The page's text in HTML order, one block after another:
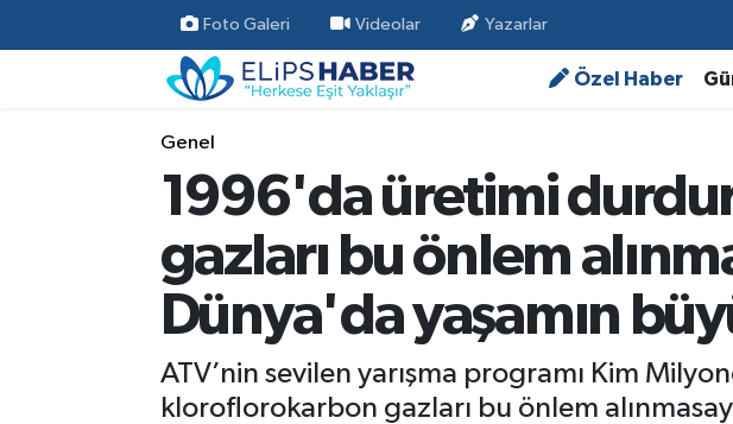
Foto Galeri Videolar Yazarlar
Özel Haber
Genel
1996'da üretimi
gazları bu önlem
Dünya'da yaşamın
ATV’nin sevilen yarışma programı Kim
kloroflorokarbon gazları bu önlem
Özel Haber
Bilim - Teknoloji
Çevre - İklim
Nöbetçi Eczaneler
Hava Durumu
Trafik Durumu
Süper Lig Puan Durumu ve Fikstür
Tüm Manşetler
Son Dakika Haberleri